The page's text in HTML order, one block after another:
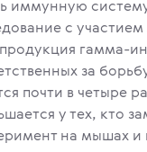
иммунную
с
гамма-
за
почти в четыре
у тех, кто
на мышах и